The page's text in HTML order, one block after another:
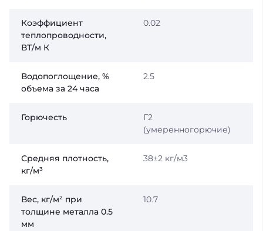
Коэффициент
теплопроводности,
ВТ/м К
0.02
Водопоглощение, %
объема за 24 часа
2.5
Горючесть
Г2
(умеренногорючие)
Средняя плотность,
кг/м³
38±2 кг/м3
Вес, кг/м² при
толщине металла 0.5
мм
10.7